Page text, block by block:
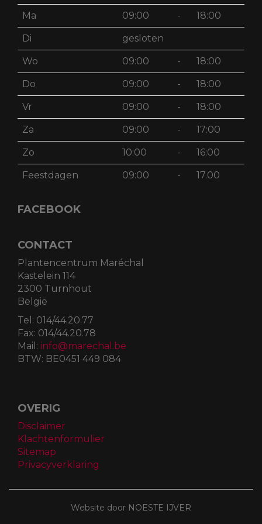
Ma 09:00 - 18:00
Di gesloten
Wo 09:00 - 18:00
Do 09:00 - 18:00
Vr 09:00 - 18:00
Za 09:00 - 17:00
Zo 10:00 - 16:00
Feestdagen 09:00 - 17.00
FACEBOOK
CONTACT
Plantencentrum Maréchal
Kastelein 114
2300 Turnhout
België
Tel: 014/44.20.77
Fax: 014/44.20.78
Mail: info@marechal.be
BTW: BE0451 449 084
OVERIG
Disclaimer
Klachtenformulier
Sitemap
Privacyverklaring
Website door NOESTE IJVER